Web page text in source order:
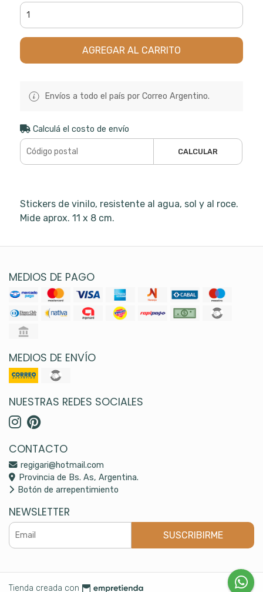
AGREGAR AL CARRITO
Envíos a todo el país por Correo Argentino.
Calculá el costo de envío
CALCULAR
Stickers de vinilo, resistente al agua, sol y al roce.
Mide aprox. 11 x 8 cm.
MEDIOS DE PAGO
MEDIOS DE ENVÍO
NUESTRAS REDES SOCIALES
CONTACTO
regigari@hotmail.com
Provincia de Bs. As, Argentina.
Botón de arrepentimiento
NEWSLETTER
SUSCRIBIRME
Tienda creada con